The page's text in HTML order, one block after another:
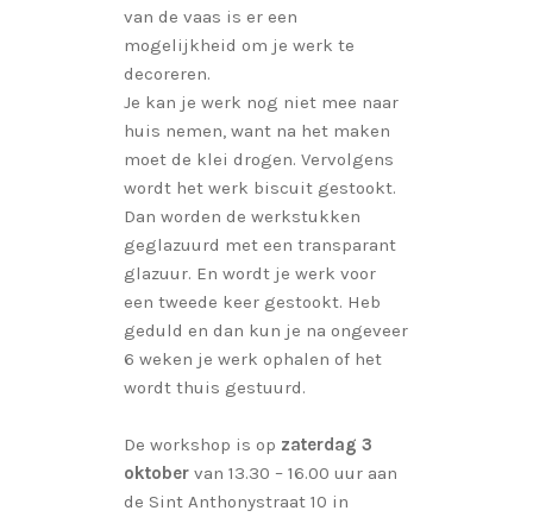
van de vaas is er een
mogelijkheid om je werk te
decoreren.
Je kan je werk nog niet mee naar
huis nemen, want na het maken
moet de klei drogen. Vervolgens
wordt het werk biscuit gestookt.
Dan worden de werkstukken
geglazuurd met een transparant
glazuur. En wordt je werk voor
een tweede keer gestookt. Heb
geduld en dan kun je na ongeveer
6 weken je werk ophalen of het
wordt thuis gestuurd.
De workshop is op zaterdag 3
oktober van 13.30 – 16.00 uur aan
de Sint Anthonystraat 10 in